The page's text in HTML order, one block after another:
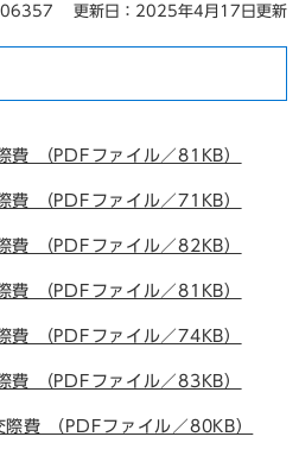
更新日：2025年4月17日更新
費 （PDFファイル／81KB）
費 （PDFファイル／71KB）
費 （PDFファイル／82KB）
費 （PDFファイル／81KB）
費 （PDFファイル／74KB）
費 （PDFファイル／83KB）
費 （PDFファイル／80KB）